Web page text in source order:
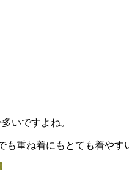
いですよね。
重ね着にもとても着やす